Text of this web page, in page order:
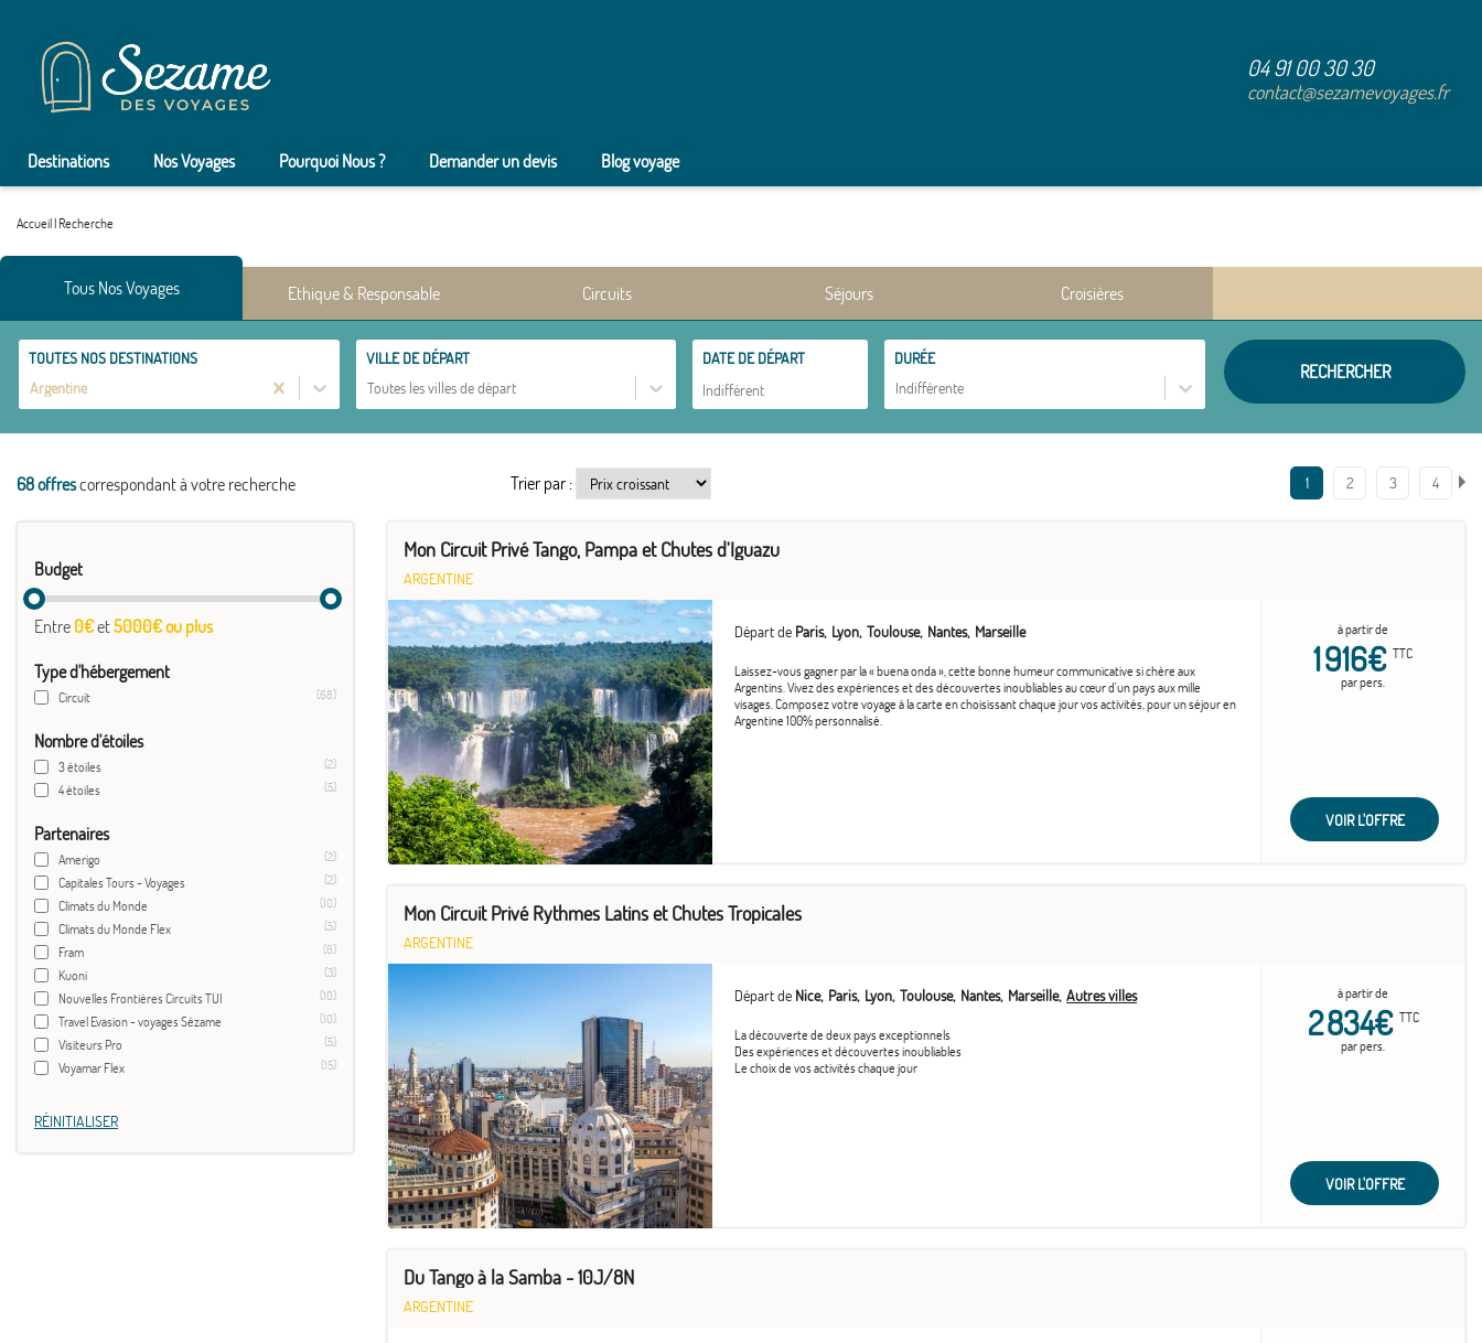
04 91 00 30 30
contact@sezamevoyages.fr
Destinations Nos Voyages Pourquoi Nous ? Demander un devis Blog voyage
Accueil| Recherche
Tous Nos Voyages Ethique & Responsable Circuits Séjours Croisières
TOUTES NOS DESTINATIONS
Argentine
VILLE DE DÉPART
Toutes les villes de départ
DATE DE DÉPART
DURÉE
Indifférente
RECHERCHER
68 offrescorrespondant à votre recherche Trier par : 1 2 3 4
Budget
Entre 0€et5000€ ou plus
Type d'hébergement
Circuit (68)
Nombre d'étoiles
3 étoiles (2)
4 étoiles (5)
Partenaires
Amerigo (2)
Capitales Tours - Voyages (2)
Climats du Monde (10)
Climats du Monde Flex (5)
Fram (6)
Kuoni (3)
Nouvelles Frontières Circuits TUI (10)
Travel Evasion - voyages Sézame (10)
Visiteurs Pro (5)
Voyamar Flex (15)
RÉINITIALISER
Mon Circuit Privé Tango, Pampa et Chutes d'Iguazu
ARGENTINE
Départ de Paris Lyon Toulouse Nantes Marseille
Laissez-vous gagner par la « buena onda », cette bonne humeur communicative si chère aux
Argentins. Vivez des expériences et des découvertes inoubliables au cœur d'un pays aux mille
visages. Composez votre voyage à la carte en choisissant chaque jour vos activités, pour un séjour en
Argentine 100% personnalisé.
à partir de
1 916€ TTC
par pers.
VOIR L'OFFRE
Mon Circuit Privé Rythmes Latins et Chutes Tropicales
ARGENTINE
Départ de Nice Paris Lyon Toulouse Nantes Marseille Autres villes
La découverte de deux pays exceptionnels
Des expériences et découvertes inoubliables
Le choix de vos activités chaque jour
à partir de
2 834€ TTC
par pers.
VOIR L'OFFRE
Du Tango à la Samba - 10J/8N
ARGENTINE